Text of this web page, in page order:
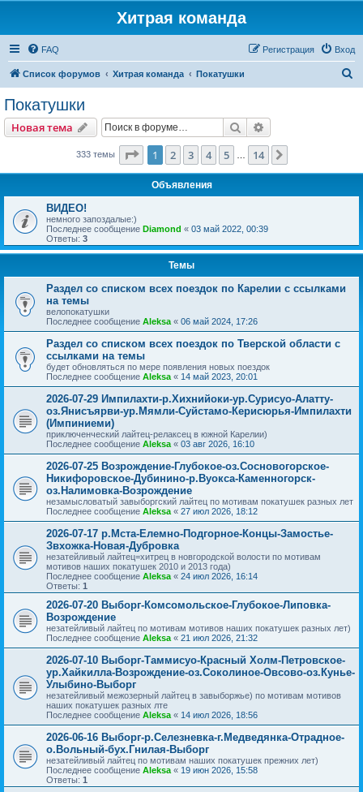
Хитрая команда
FAQ Вход
Регистрация
Список форумов Хитрая команда Покатушки
Покатушки
Новая тема Поиск
333 темы Страница из 14
1 2 3 4 5 14
Объявления
ВИДЕО!
немного запоздалые:)
Последнее сообщение Diamond « 03 май 2022, 00:39
Ответы: 3
Темы
Раздел со списком всех поездок по Карелии с ссылками
на темы
велопокатушки
Последнее сообщение Aleksa « 06 май 2024, 17:26
Раздел со списком всех поездок по Тверской области с
ссылками на темы
будет обновляться по мере появления новых поездок
Последнее сообщение Aleksa « 14 май 2023, 20:01
2026-07-29 Импилахти-р.Хихнийоки-ур.Сурисуо-Алатту-
оз.Янисъярви-ур.Мямли-Суйстамо-Керисюрья-Импилахти
(Импиниеми)
приключенческий лайтец-релаксец в южной Карелии)
Последнее сообщение Aleksa « 03 авг 2026, 16:10
2026-07-25 Возрождение-Глубокое-оз.Сосновогорское-
Никифоровское-Дубинино-р.Вуокса-Каменногорск-
оз.Налимовка-Возрождение
незамысловатый завыборгский лайтец по мотивам покатушек разных лет
Последнее сообщение Aleksa « 27 июл 2026, 18:12
2026-07-17 р.Мста-Елемно-Подгорное-Концы-Замостье-
Звхожка-Новая-Дубровка
незатейливый лайтец=хитрец в новгородской волости по мотивам
мотивов наших покатушек 2010 и 2013 года)
Последнее сообщение Aleksa « 24 июл 2026, 16:14
Ответы: 1
2026-07-20 Выборг-Комсомольское-Глубокое-Липовка-
Возрождение
незатейливый лайтец по мотивам мотивов наших покатушек разных лет)
Последнее сообщение Aleksa « 21 июл 2026, 21:32
2026-07-10 Выборг-Таммисуо-Красный Холм-Петровское-
ур.Хайкилла-Возрождение-оз.Соколиное-Овсово-оз.Кунье-
Улыбино-Выборг
незатейливый межозерный лайтец в завыборжье) по мотивам мотивов
наших покатушек разных лте
Последнее сообщение Aleksa « 14 июл 2026, 18:56
2026-06-16 Выборг-р.Селезневка-г.Медведянка-Отрадное-
о.Вольный-бух.Гнилая-Выборг
незатейливый лайтец по мотивам наших покатушек прежних лет)
Последнее сообщение Aleksa « 19 июн 2026, 15:58
Ответы: 1